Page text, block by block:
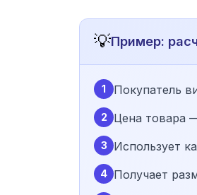
💡Пример:
1 Покупатель
2 Цена товара
3 Использует
4 Получает